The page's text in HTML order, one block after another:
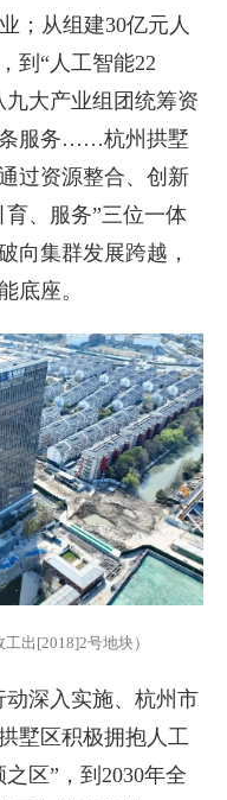
；从组建30亿元人
到“人工智能22
大产业组团统筹资
条服务……杭州拱墅
过资源整合、创新
、服务”三位一体
向集群发展跨越，
底座。
出[2018]2号地块）
动深入实施、杭州市
墅区积极拥抱人工
区”，到2030年全